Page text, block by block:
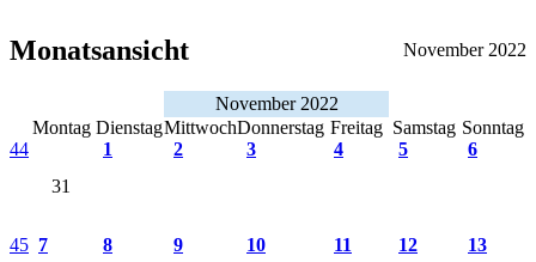
Monatsansicht November 2022
November 2022
Montag DienstagMittwochDonnerstag Freitag Samstag Sonntag
44
31
1 2 3 4 5 6
45 7 8 9 10 11 12 13